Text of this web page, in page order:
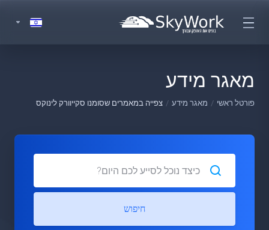
מאגר מידע
פורטל ראשי מאגר מידע צפייה במאמרים שסומנו סקייוורק לינוקס
חיפוש